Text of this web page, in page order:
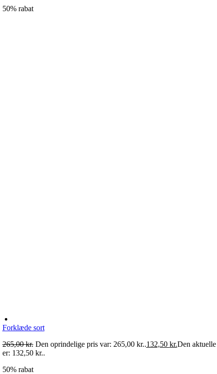
50% rabat
Forklæde sort
265,00kr. Den oprindelige pris var: 265,00 kr..132,50 kr.Den
er: 132,50 kr..
50% rabat